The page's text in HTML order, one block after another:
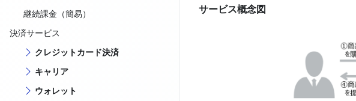
サービス概念図
継続課金（簡易）
決済サービス
クレジットカード決済
キャリア
ウォレット